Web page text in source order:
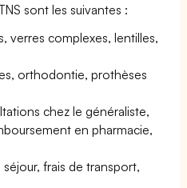
sont les suivantes :
verres complexes, lentilles,
orthodontie, prothèses
chez le généraliste,
en pharmacie,
frais de transport,